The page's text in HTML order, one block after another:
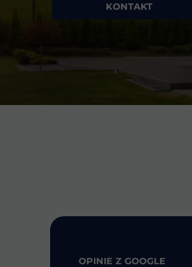
KONTAKT
OPINIE Z GOOGLE